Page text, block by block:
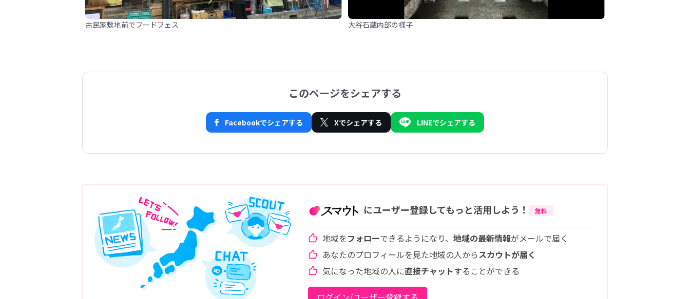
古民家敷地前でフードフェス 大谷石蔵内部の様子
このページをシェアする
Facebookでシェアする Xでシェアする LINEでシェアする
にユーザー登録してもっと活用しよう！ 無料
地域をフォローできるようになり、 地域の最新情報がメールで届く
あなたのプロフィールを見た地域の人からスカウトが届く
気になった地域の人に直接チャットすることができる